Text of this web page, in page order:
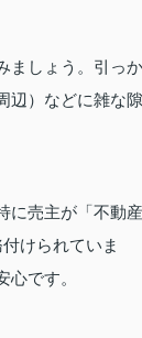
ましょう。引っか
辺）などに雑な隙
に売主が「不動産
けられていま
です。